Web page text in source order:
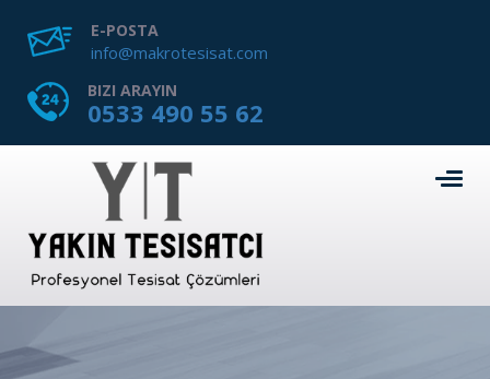
E-POSTA
info@makrotesisat.com
BIZI ARAYIN
0533 490 55 62